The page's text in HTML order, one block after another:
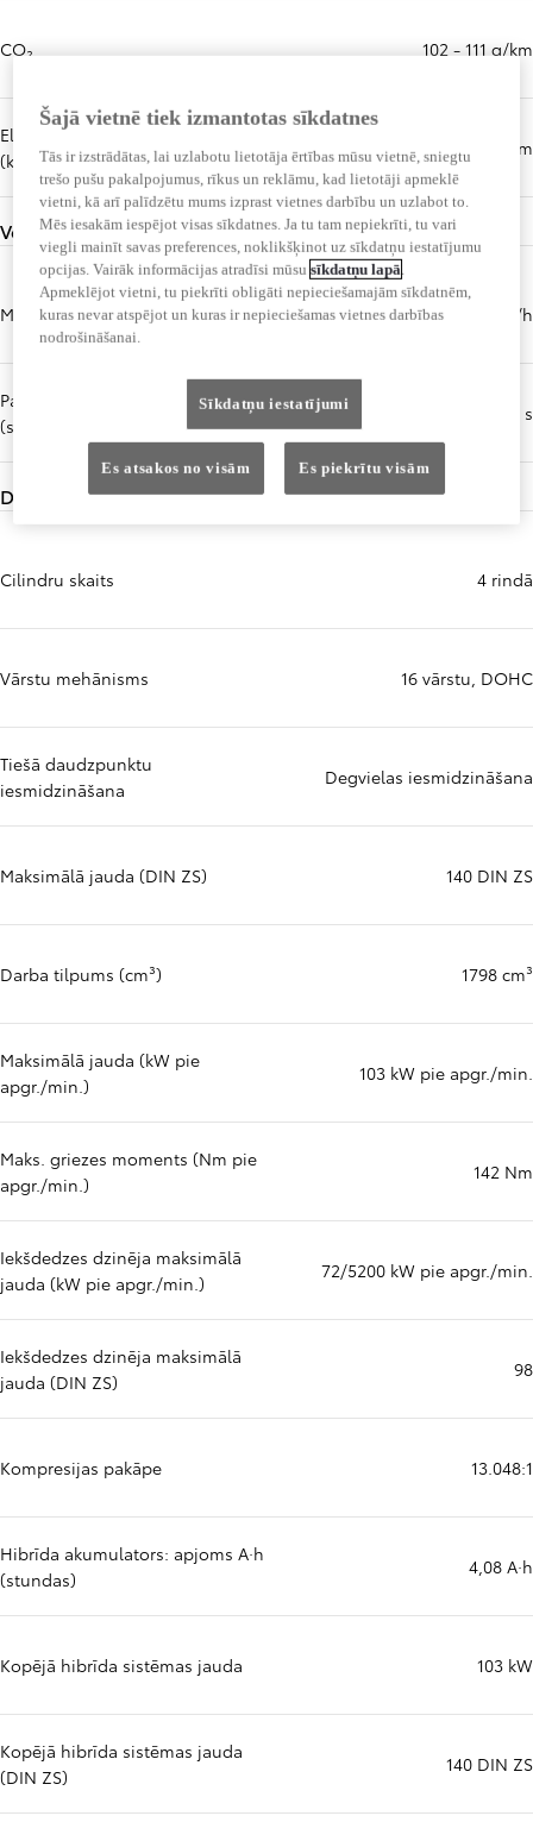
CO₂ 102 - 111 g/km
Elektrības patēriņš min.
(kWh/100 km)
kWh/100 km
Veiktspēja
Maksimālais ātrums (km/h) 180 km/h
Paātrinājums no 0 līdz 100 km/h
(sekundes)
9,4 s
Dzinējs
Cilindru skaits 4 rindā
Vārstu mehānisms 16 vārstu, DOHC
Tiešā daudzpunktu
iesmidzināšana
Degvielas iesmidzināšana
Maksimālā jauda (DIN ZS) 140 DIN ZS
Darba tilpums (cm³) 1798 cm³
Maksimālā jauda (kW pie
apgr./min.)
103 kW pie apgr./min.
Maks. griezes moments (Nm pie
apgr./min.)
142 Nm
Iekšdedzes dzinēja maksimālā
jauda (kW pie apgr./min.)
72/5200 kW pie apgr./min.
Iekšdedzes dzinēja maksimālā
jauda (DIN ZS)
98
Kompresijas pakāpe 13.048:1
Hibrīda akumulators: apjoms A·h
(stundas)
4,08 A·h
Kopējā hibrīda sistēmas jauda 103 kW
Kopējā hibrīda sistēmas jauda
(DIN ZS)
140 DIN ZS
Šajā vietnē tiek izmantotas sīkdatnes
Tās ir izstrādātas, lai uzlabotu lietotāja ērtības mūsu vietnē, sniegtu
trešo pušu pakalpojumus, rīkus un reklāmu, kad lietotāji apmeklē
vietni, kā arī palīdzētu mums izprast vietnes darbību un uzlabot to.
Mēs iesakām iespējot visas sīkdatnes. Ja tu tam nepiekrīti, tu vari
viegli mainīt savas preferences, noklikšķinot uz sīkdatņu iestatījumu
opcijas. Vairāk informācijas atradīsi mūsusīkdatņu lapā.
Apmeklējot vietni, tu piekrīti obligāti nepieciešamajām sīkdatnēm,
kuras nevar atspējot un kuras ir nepieciešamas vietnes darbības
nodrošināšanai.
Sīkdatņu iestatījumi
Es atsakos no visām Es piekrītu visām